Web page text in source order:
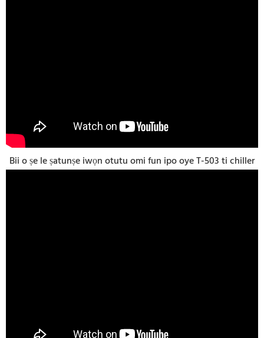
Bii o ṣe le ṣatunṣe iwọn otutu omi fun ipo oye T-503 ti chiller